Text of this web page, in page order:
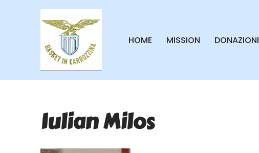
contenuto
HOME MISSION DONAZIONI
Iulian Milos